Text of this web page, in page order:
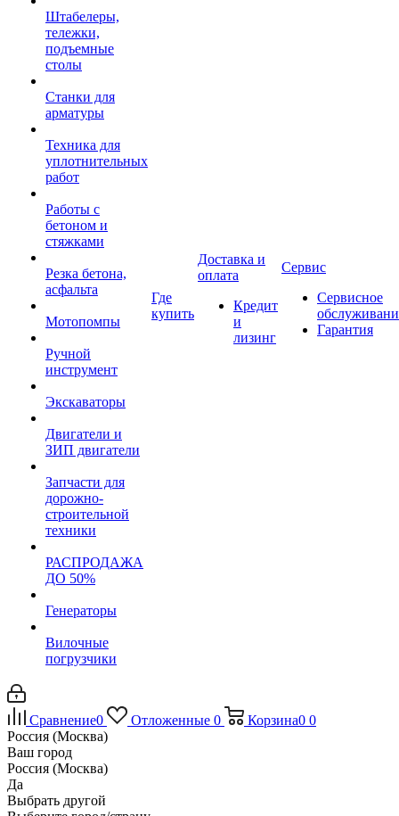
Штабелеры,
тележки,
подъемные
столы
Станки для
арматуры
Техника для
уплотнительных
работ
Работы с
бетоном и
стяжками
Резка бетона,
асфальта
Мотопомпы
Ручной
инструмент
Экскаваторы
Двигатели и
ЗИП двигатели
Запчасти для
дорожно-
строительной
техники
РАСПРОДАЖА
ДО 50%
Генераторы
Вилочные
погрузчики
Где
купить
Доставка и
оплата
Кредит
и
лизинг
Сервис
Сервисное
Гарантия
Сравнение0 Отложенные 0 Корзина0 0
Россия (Москва)
Ваш город
Россия (Москва)
Да
Выбрать другой